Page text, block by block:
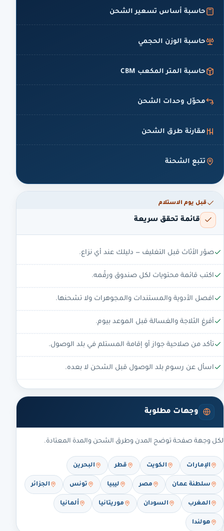
حاسبة أساس تسعير الشحن
حاسبة الوزن الحجمي
حاسبة المتر المكعب CBM
محوّل وحدات الشحن
مقارنة طرق الشحن
تتبع الشحنة
قبل يوم الاستلام
قائمة تحقق سريعة
صوّر الأثاث قبل التغليف — دليلك عند أي نزاع.
اكتب قائمة محتويات لكل صندوق ورقّمه.
افصل الأدوية والمستندات والمجوهرات ولا تشحنها.
أفرغ الثلاجة والغسالة قبل الموعد بيوم.
تأكد من صلاحية جواز أو إقامة المستلم في بلد الوصول.
اسأل عن رسوم بلد الوصول قبل الشحن لا بعده.
وجهات مطلوبة
لكل وجهة صفحة توضح المدن وطرق الشحن والمدة المعتادة.
الإمارات الكويت قطر البحرين
سلطنة عمان مصر ليبيا تونس الجزائر
المغرب السودان موريتانيا ألمانيا
هولندا